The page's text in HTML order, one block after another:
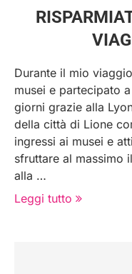
Durante il mio
musei e partecipato
giorni grazie alla
della città di Lione
ingressi ai musei e
sfruttare al massimo
alla …
Leggi tutto